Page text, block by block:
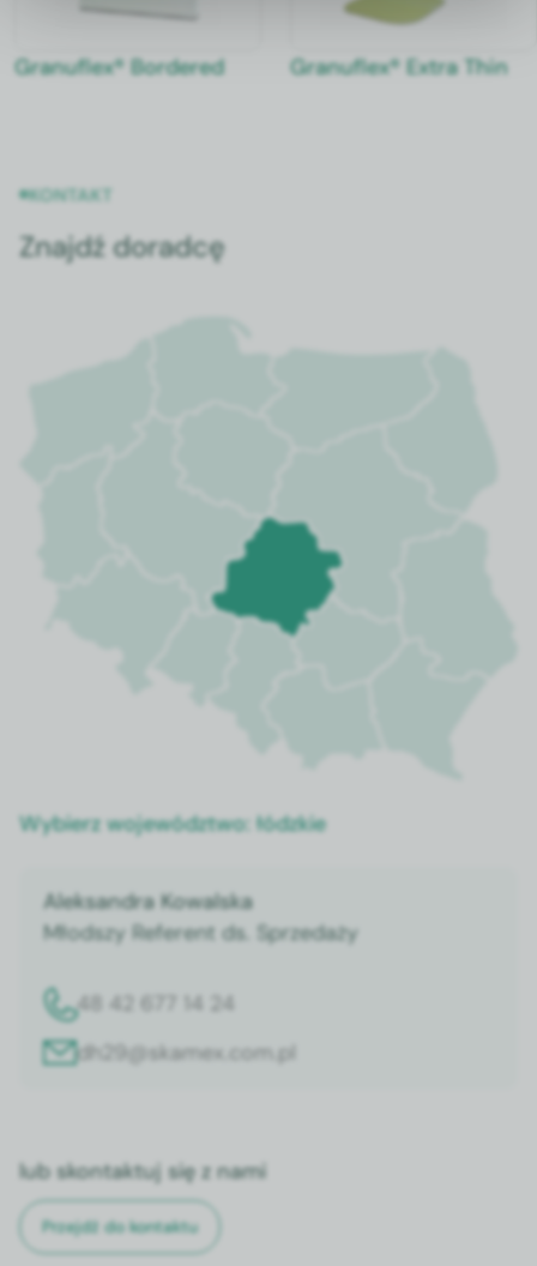
Granuflex® Bordered Granuflex® Extra Thin
KONTAKT
Znajdź doradcę
Wybierz województwo:łódzkie
Aleksandra Kowalska
Młodszy Referent ds. Sprzedaży
48 42 677 14 24
dh29@skamex.com.pl
lub skontaktuj się z nami
Przejdź do kontaktu